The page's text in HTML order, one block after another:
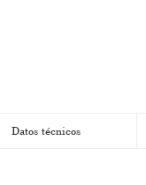
Datos técnicos